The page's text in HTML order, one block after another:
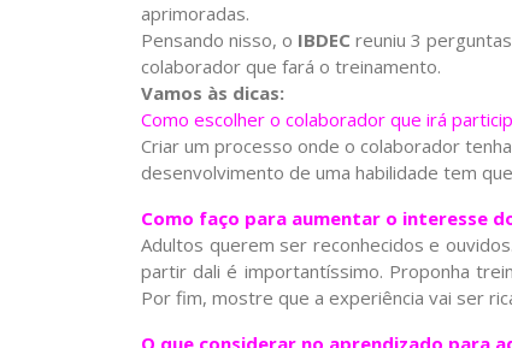
aprimoradas.
Pensando nisso, o IBDEC reuniu 3
colaborador que fará o treinamento.
Vamos às dicas:
Como escolher o colaborador que irá
Criar um processo onde o colaborador
desenvolvimento de uma habilidade tem
Como faço para aumentar o interesse
Adultos querem ser reconhecidos e
partir dali é importantíssimo. Proponha
Por fim, mostre que a experiência vai ser
O que considerar no aprendizado para